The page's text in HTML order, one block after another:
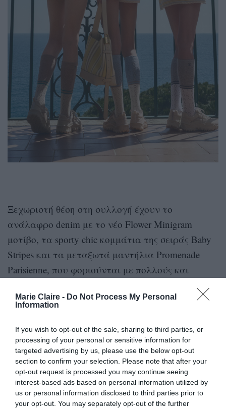
Marie Claire - Do Not Process My Personal
Information
If you wish to opt-out of the sale, sharing to third parties, or
processing of your personal or sensitive information for
targeted advertising by us, please use the below opt-out
section to confirm your selection. Please note that after your
opt-out request is processed you may continue seeing
interest-based ads based on personal information utilized by
us or personal information disclosed to third parties prior to
your opt-out. You may separately opt-out of the further
Ξεχωριστή θέση στη συλλογή έχουν το
ανάλαφρο denim με το νέο Flower Minigram
μοτίβο, τα sporty chic κομμάτια της σειράς Baby
Stripes και τα μεταξωτά μαντήλια Promenade
Parisienne, που φοριούνται με πολλούς και